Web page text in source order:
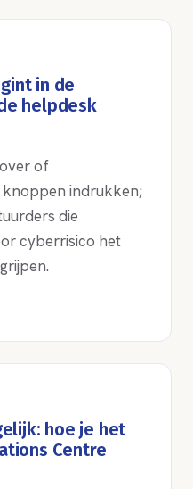
in de
helpdesk
of
knoppen indrukken;
die
cyberrisico het
hoe je het
Centre